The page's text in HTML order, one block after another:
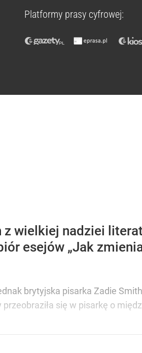
Platformy prasy cyfrowej:
wielkiej nadziei
esejów „Jak
brytyjska pisarka Zadie
się w pisarkę o